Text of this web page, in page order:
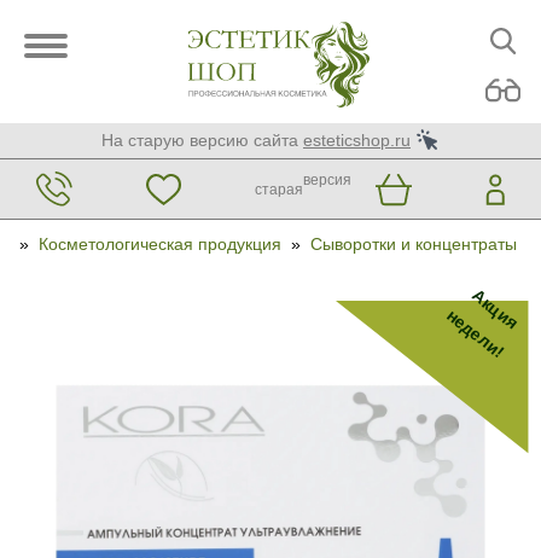
На старую версию сайта esteticshop.ru
старая
версия
» Косметологическая продукция » Сыворотки и концентраты
Акция
недели!